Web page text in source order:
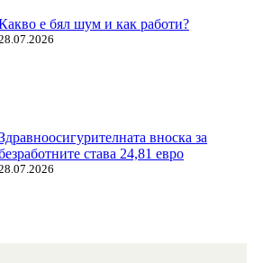
е бял шум и как работи?
вноска за
става 24,81 евро